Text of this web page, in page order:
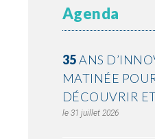
Agenda
35ANS
MATINÉE
DÉCOUVRIR
31 juillet 2026